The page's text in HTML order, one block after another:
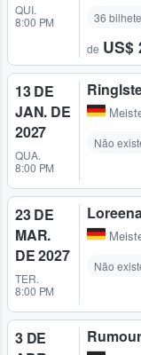
QUI.
8:00 PM
36
de US$
13 DE
JAN. DE
2027
QUA.
8:00 PM
Não
23 DE
MAR.
DE 2027
TER.
8:00 PM
Não
3 DE